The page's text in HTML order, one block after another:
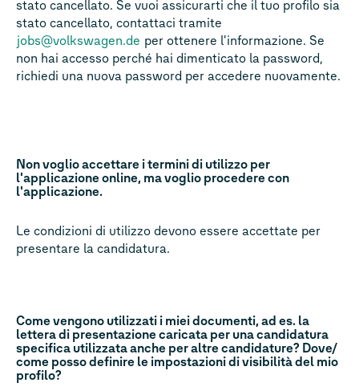
stato cancellato. Se vuoi assicurarti che il tuo profilo sia
stato cancellato, contattaci tramite
jobs@volkswagen.de per ottenere l'informazione. Se
non hai accesso perché hai dimenticato la password,
richiedi una nuova password per accedere nuovamente.
Non voglio accettare i termini di utilizzo per
l'applicazione online, ma voglio procedere con
l'applicazione.
Le condizioni di utilizzo devono essere accettate per
presentare la candidatura.
Come vengono utilizzati i miei documenti, ad es. la
lettera di presentazione caricata per una candidatura
specifica utilizzata anche per altre candidature? Dove/
come posso definire le impostazioni di visibilità del mio
profilo?